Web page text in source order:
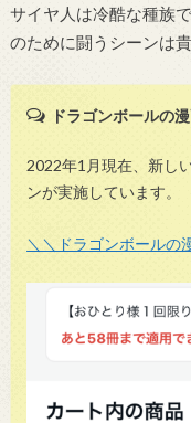
サイヤ人は冷酷な種族
のために闘うシーンは貴
ドラゴンボールの
2022年1月現在、新し
ンが実施しています。
＼＼ドラゴンボールの